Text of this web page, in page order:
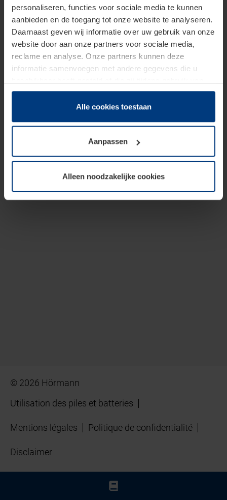
personaliseren, functies voor sociale media te kunnen
aanbieden en de toegang tot onze website te analyseren.
Daarnaast geven wij informatie over uw gebruik van onze
website door aan onze partners voor sociale media,
reclame en analyse. Onze partners kunnen deze
informatie samenvoegen met andere gegevens die u
hun diensten hebben verzameld.
Juridisch hebben wij het recht om cookies op uw
van deze pagina's absoluut vereist is. Voor alle andere
soorten cookies is uw toestemming benodigd. Uw
toestemming kunt u op elk moment bij de uitleg van de
wijzigen of herroepen.
Alle cookies toestaan
Aanpassen
Alleen noodzakelijke cookies
© 2026 Hörmann
Utilisation des piles et batteries
Mentions légales Politique de confidentialité
Disclaimer